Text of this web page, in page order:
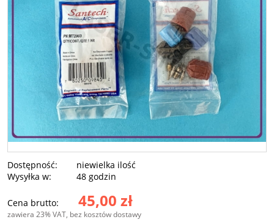
Dostępność:
niewielka ilość
Wysyłka w:
48 godzin
Cena brutto: 45,00 zł
zawiera 23% VAT, bez kosztów dostawy